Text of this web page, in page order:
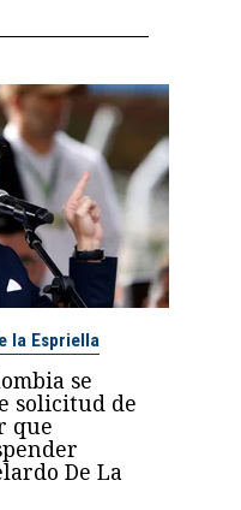
la Espriella
se
solicitud de
que
De La